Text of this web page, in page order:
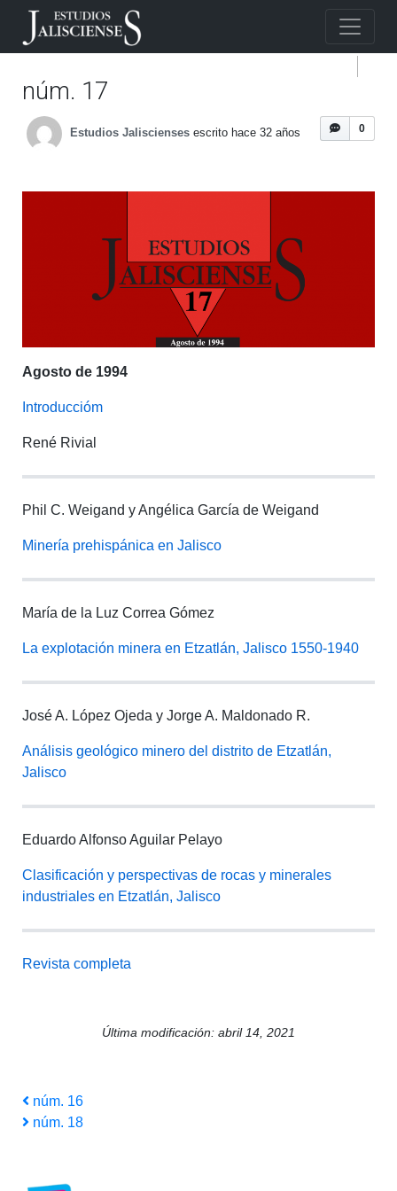
núm. 17
0
Estudios Jaliscienses escrito hace 32 años
Agosto de 1994
Introduccióm
René Rivial
Phil C. Weigand y Angélica García de Weigand
Minería prehispánica en Jalisco
María de la Luz Correa Gómez
La explotación minera en Etzatlán, Jalisco 1550-1940
José A. López Ojeda y Jorge A. Maldonado R.
Análisis geológico minero del distrito de Etzatlán,
Jalisco
Eduardo Alfonso Aguilar Pelayo
Clasificación y perspectivas de rocas y minerales
industriales en Etzatlán, Jalisco
Revista completa
Última modificación: abril 14, 2021
Navegación
entradas
Entrada
anterior
núm. 16
Siguiente
núm. 18